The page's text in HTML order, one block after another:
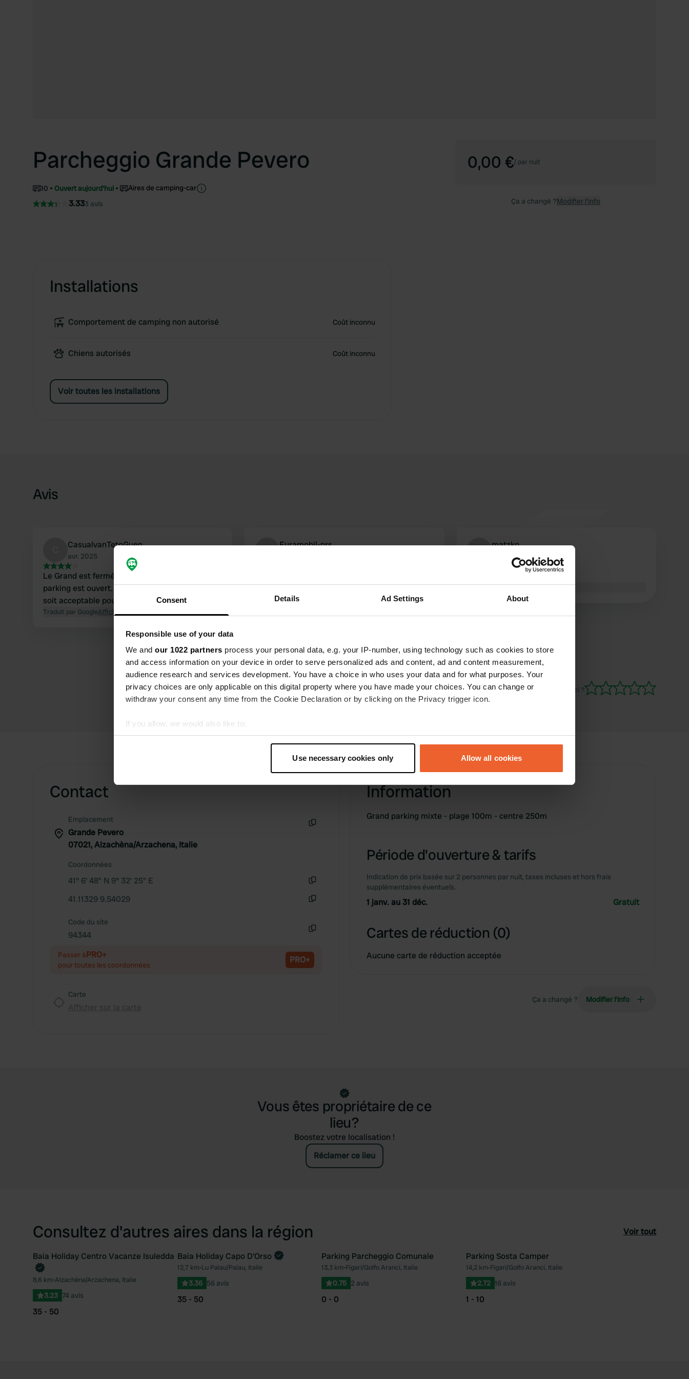
Consent Details Ad Settings About
Responsible use of your data
We and our 1022 partners process your personal data, e.g. your IP-number, using technology such as cookies to store
and access information on your device in order to serve personalized ads and content, ad and content measurement,
audience research and services development. You have a choice in who uses your data and for what purposes. Your
privacy choices are only applicable on this digital property where you have made your choices. You can change or
withdraw your consent any time from the Cookie Declaration or by clicking on the Privacy trigger icon.
If you allow, we would also like to:
Collect information about your geographical location which can be accurate to within several meters
Find out more about how your personal data is processed and set your preferences in the
We use cookies to personalise content and ads, to provide social media features and to analyse our traffic. We also share
other information that you’ve provided to them or that they’ve collected from your use of their services.
Use necessary cookies only Allow all cookies
Parcheggio Grande Pevero
10 Ouvert aujourd'hui Aires de camping-car
3.333 avis
Installations
Comportement de camping non autorisé Coût inconnu
Chiens autorisés Coût inconnu
Voir toutes les installations
0,00 €/ par nuit
Ça a changé ?Modifier l’info
Avis
CasualvanTetoGuen
avr. 2025
Le Grand est fermé aujourd'hui, mais le petit
parking est ouvert. Je ne suis pas sûr que ce
soit acceptable pour Carvan.
Traduit par GoogleAfficher l'original
Euramobil-prs
sans cocher 1 étoile. inexistant. stationnement
pour voitures de tourisme. vous pouvez
n'existent pas. d'en haut sur la route vous voyez
le Saint Tropez de la sardaigne.
Traduit par GoogleAfficher l'original
matzko
juin 2021
libre de passer la nuit
Traduit par GoogleAfficher l'original
Es-tu déjà venu ici ?
Contact
Emplacement
Grande Pevero
07021, Alzachèna/Arzachena, Italie
Coordonnées
41° 6' 48" N 9° 32' 25" E
41.11329 9.54029
Code du site
94344
Passer àPRO+
pour toutes les coordonnées PRO+
Carte
Information
Grand parking mixte - plage 100m - centre 250m
Période d'ouverture & tarifs
Indication de prix basée sur 2 personnes par nuit, taxes incluses et hors frais
supplémentaires éventuels.
1 janv. au 31 déc. Gratuit
Cartes de réduction (0)
Aucune carte de réduction acceptée
Ça a changé ? Modifier l’info
Vous êtes propriétaire de ce
lieu?
Boostez votre localisation !
Réclamer ce lieu
Consultez d'autres aires dans la région Voir tout
Préféré
Reserve maintenant
Baia Holiday Centro Vacanze Isuledda
8,6 km•Alzachèna/Arzachena, Italie
3.23 74 avis
35 - 50
Préféré
Reserve maintenant
Baia Holiday Capo D'Orso
12,7 km•Lu Palau/Palau, Italie
3.36 56 avis
35 - 50
Préféré
Parking Parcheggio Comunale
13,3 km•Figari/Golfo Aranci, Italie
0.75 2 avis
0 - 0
Parking Sosta Camper
14,2 km•Figari/Golfo Aranci, Italie
2.72 16 avis
1 - 10